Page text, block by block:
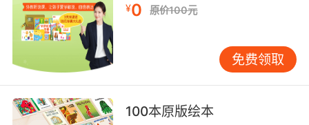
异，包括零基础、有一定启蒙基础和已掌握基本
词汇语法的孩子。通过在 VIPKID 庞大用户群体
中科学抽样，选取具有代表性的样本，才能使实
验结果更具普遍性，为少儿英语教育的个性化教
学提供精准依据。
三、实验方法设计
¥0 原价100元
免费领取
100本原版绘本